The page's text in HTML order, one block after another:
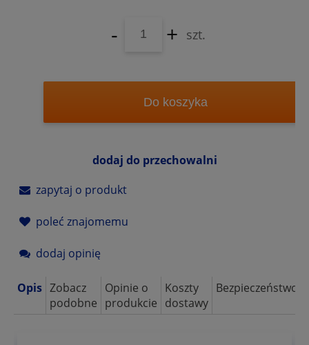
- + szt.
Do koszyka
dodaj do przechowalni
zapytaj o produkt
poleć znajomemu
dodaj opinię
Opis Zobacz
podobne
Opinie o
produkcie
Koszty
dostawy
Bezpieczeństwo